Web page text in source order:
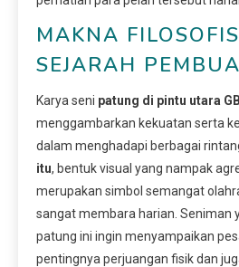
MAKNA
SEJARAH
Karya seni patung di pintu utara
menggambarkan kekuatan serta
dalam menghadapi berbagai
itu, bentuk visual yang nampak
merupakan simbol semangat
sangat membara harian. Seniman
patung ini ingin menyampaikan
pentingnya perjuangan fisik dan